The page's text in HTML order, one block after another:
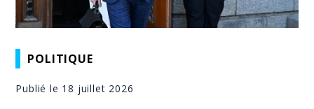
POLITIQUE
Publié le 18 juillet 2026